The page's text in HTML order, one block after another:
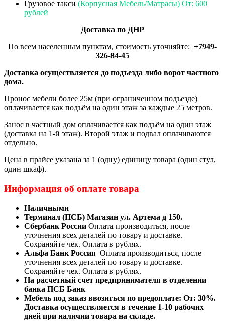
Грузовое такси (Корпусная Мебель/Матрасы) От: 600
рублей
Доставка по ДНР
По всем населенным пунктам, стоимость уточняйте: +7949-
326-84-45
Доставка осуществляется до подъезда либо ворот частного
дома.
Пронос мебели более 25м (при ограниченном подъезде)
оплачивается как подъём на один этаж за каждые 25 метров.
Занос в частный дом оплачивается как подъём на один этаж
(доставка на 1-й этаж). Второй этаж и подвал оплачиваются
отдельно.
Цена в прайсе указана за 1 (одну) единицу товара (один стул,
один шкаф).
Информация об оплате товара
Наличными
Терминал (ПСБ) Магазин ул. Артема д 150.
Сбербанк России Оплата производиться, после
уточнения всех деталей по товару и доставке.
Сохраняйте чек. Оплата в рублях.
Альфа Банк Россия Оплата производиться, после
уточнения всех деталей по товару и доставке.
Сохраняйте чек. Оплата в рублях.
На расчетный счет предпринимателя в отделении
банка ПСБ Банк
Мебель под заказ ввозиться по предоплате: От: 30%.
Доставка осуществляется в течение 1-10 рабочих
дней при наличии товара на складе.